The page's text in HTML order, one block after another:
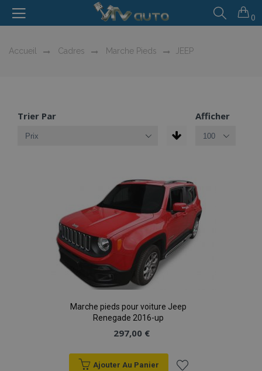
0
Accueil Cadres Marche Pieds JEEP
Trier Par Afficher
Marche pieds pour voiture Jeep
Renegade 2016-up
297,00 €
Ajouter Au Panier